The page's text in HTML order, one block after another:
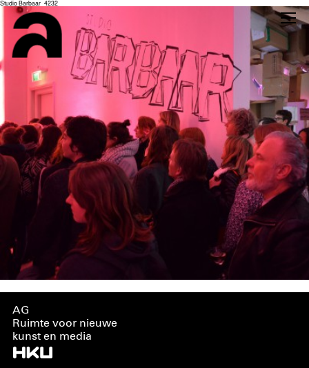
Studio Barbaar_4232
AG
Ruimte voor nieuwe
kunst en media